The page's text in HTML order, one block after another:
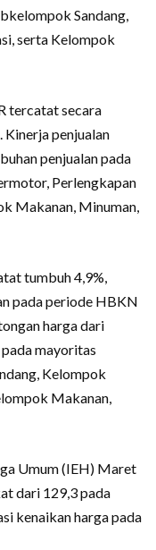
Sandang,
serta Kelompok
tercatat secara
Kinerja penjualan
penjualan pada
Perlengkapan
Makanan, Minuman,
tumbuh 4,9%,
pada periode HBKN
harga dari
mayoritas
Kelompok
Makanan,
Umum (IEH) Maret
dari 129,3 pada
kenaikan harga pada